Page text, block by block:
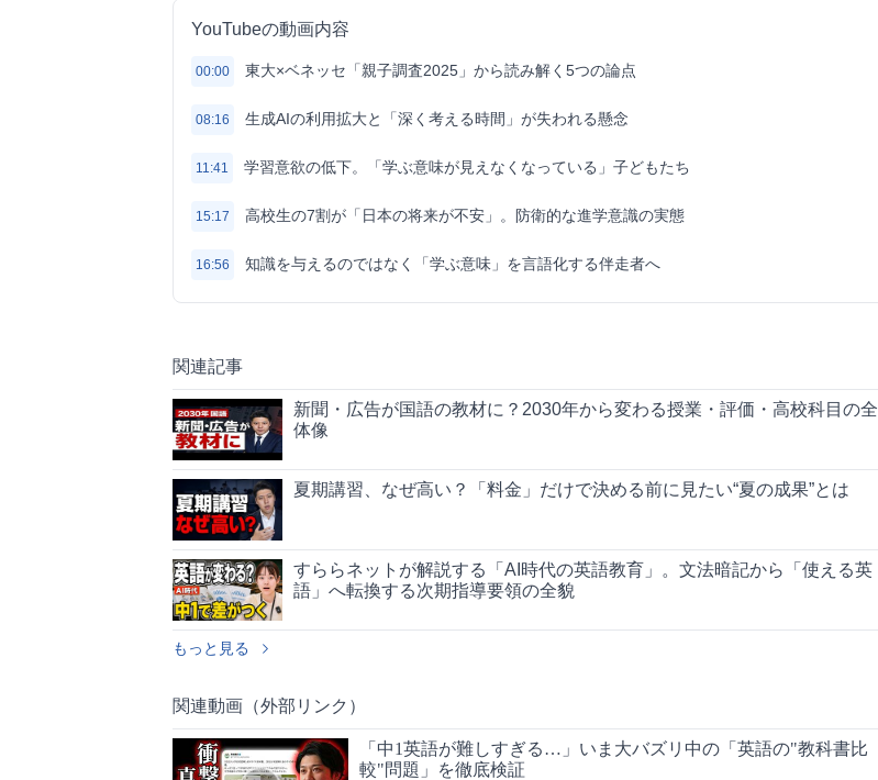
YouTubeの動画内容
00:00 東大×ベネッセ「親子調査2025」から読み解く5つの論点
08:16 生成AIの利用拡大と「深く考える時間」が失われる懸念
11:41 学習意欲の低下。「学ぶ意味が見えなくなっている」子どもたち
15:17 高校生の7割が「日本の将来が不安」。防衛的な進学意識の実態
16:56 知識を与えるのではなく「学ぶ意味」を言語化する伴走者へ
関連記事
新聞・広告が国語の教材に？2030年から変わる授業・評価・高校科目の全
体像
夏期講習、なぜ高い？「料金」だけで決める前に見たい“夏の成果”とは
すららネットが解説する「AI時代の英語教育」。文法暗記から「使える英
語」へ転換する次期指導要領の全貌
もっと見る
関連動画（外部リンク）
「中1英語が難しすぎる…」いま大バズリ中の「英語の"教科書比
較"問題」を徹底検証